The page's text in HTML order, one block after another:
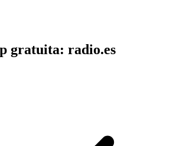
gratuita: radio.es